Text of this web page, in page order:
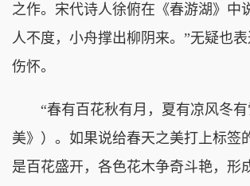
之作。宋代诗人徐俯在《春游湖》中
人不度，小舟撑出柳阴来。”无疑也
伤怀。
“春有百花秋有月，夏有凉风冬有
美》）。如果说给春天之美打上标签
是百花盛开，各色花木争奇斗艳，形